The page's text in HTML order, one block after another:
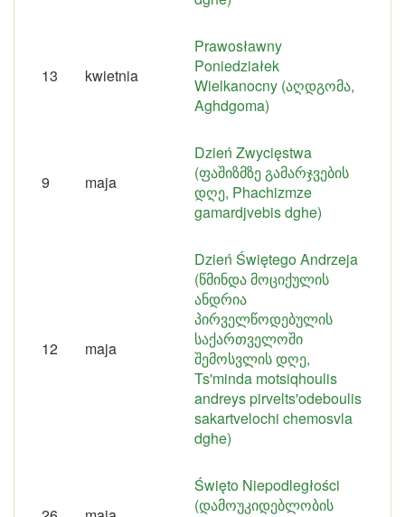
13 kwietnia
Prawosławny
Poniedziałek
Wielkanocny (აღდგომა,
Aghdgoma)
9 maja
Dzień Zwycięstwa
(ფაშიზმზე გამარჯვების
დღე, Phachizmze
gamardjvebis dghe)
12 maja
Dzień Świętego Andrzeja
(წმინდა მოციქულის
ანდრია
პირველწოდებულის
საქართველოში
შემოსვლის დღე,
Ts'minda motsiqhoulis
andreys pirvelts'odeboulis
sakartvelochi chemosvla
dghe)
Święto Niepodległości
(დამოუკიდებლობის